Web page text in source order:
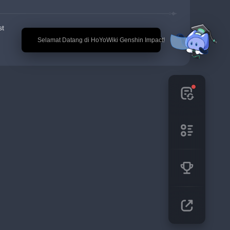
🎉 Selamat Datang di HoYoWiki Genshin Impact!